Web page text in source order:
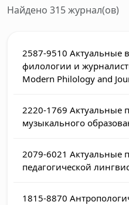
Найдено 315 журнал(ов)
2587-9510 Актуальные
филологии и
Modern Philology and
2220-1769 Актуальные
музыкального
2079-6021 Актуальные
педагогической
1815-8870